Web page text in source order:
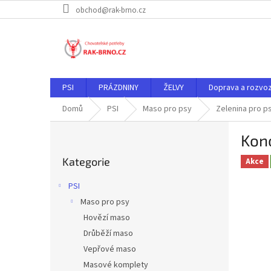
na
obchod@rak-brno.cz
PSI PRÁZDNINY ŽELVY Doprava a rozvoz
Domů
PSI Maso pro psy Zelenina pro
kategorie
Kategorie
PSI
Maso pro psy
Hovězí maso
Drůběží maso
Vepřové maso
Masové komplety
Akce